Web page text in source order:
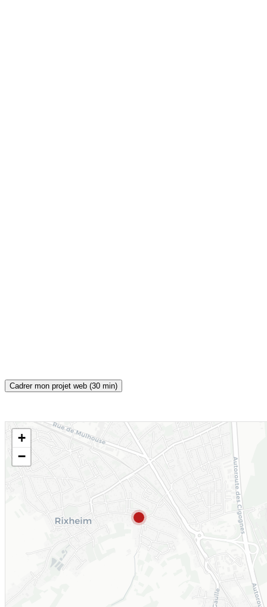
Cadrer mon projet web (30 min)
CARTE INTERACTIVE
+
−